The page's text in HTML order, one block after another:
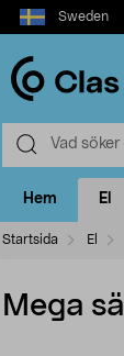
Select
market
Sweden
Hem El
Startsida El
Mega